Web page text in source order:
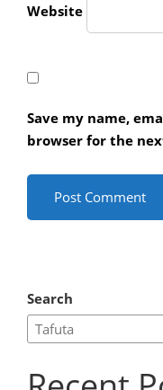
Website
Save my name,
browser for the
Search